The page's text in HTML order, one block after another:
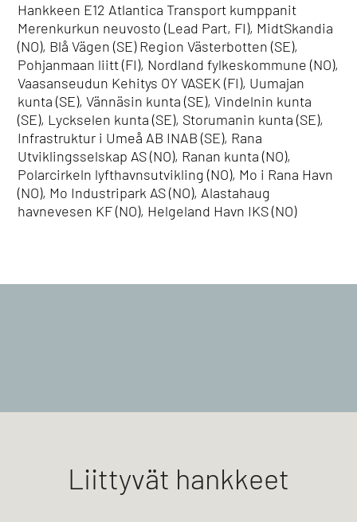
Hankkeen E12 Atlantica Transport kumppanit
Merenkurkun neuvosto (Lead Part, FI), MidtSkandia
(NO), Blå Vägen (SE) Region Västerbotten (SE),
Pohjanmaan liitt (FI), Nordland fylkeskommune (NO),
Vaasanseudun Kehitys OY VASEK (FI), Uumajan
kunta (SE), Vännäsin kunta (SE), Vindelnin kunta
(SE), Lyckselen kunta (SE), Storumanin kunta (SE),
Infrastruktur i Umeå AB INAB (SE), Rana
Utviklingsselskap AS (NO), Ranan kunta (NO),
Polarcirkeln lyfthavnsutvikling (NO), Mo i Rana Havn
(NO), Mo Industripark AS (NO), Alastahaug
havnevesen KF (NO), Helgeland Havn IKS (NO)
Liittyvät hankkeet